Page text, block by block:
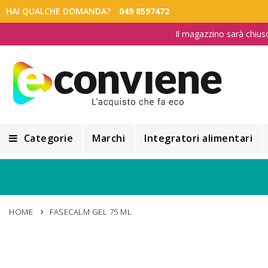
HAI QUALCHE DOMANDA? 049 8597472
Il magazzino sarà
Categorie
Alimentazione e Dietetica
Marchi Integratori alimentari
HOME FASECALM GEL 75 ML